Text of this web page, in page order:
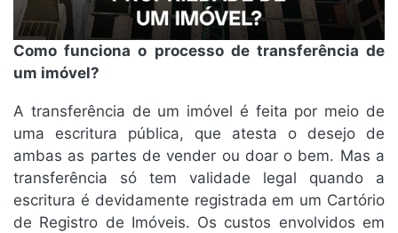
Como funciona o processo de transferência de
um imóvel?
A transferência de um imóvel é feita por meio de
uma escritura pública, que atesta o desejo de
ambas as partes de vender ou doar o bem. Mas a
transferência só tem validade legal quando a
escritura é devidamente registrada em um Cartório
de Registro de Imóveis. Os custos envolvidos em